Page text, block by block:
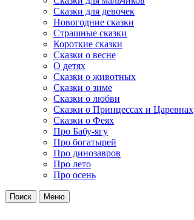
Сказки для девочек
Новогодние сказки
Страшные сказки
Короткие сказки
Сказки о весне
О детях
Сказки о животных
Сказки о зиме
Сказки о любви
Сказки о Принцессах и Царевнах
Сказки о Феях
Про Бабу-ягу
Про богатырей
Про динозавров
Про лето
Про осень
Поиск Меню